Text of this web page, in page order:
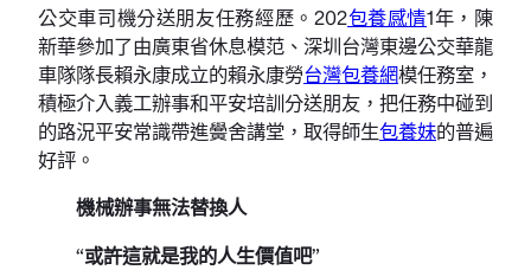
公交車司機分送朋友任務經歷。202包養感情1年，陳
新華參加了由廣東省休息模范、深圳台灣東邊公交華龍
車隊隊長賴永康成立的賴永康勞台灣包養網模任務室，
積極介入義工辦事和平安培訓分送朋友，把任務中碰到
的路況平安常識帶進黌舍講堂，取得師生包養妹的普遍
好評。
機械辦事無法替換人
“或許這就是我的人生價值吧”